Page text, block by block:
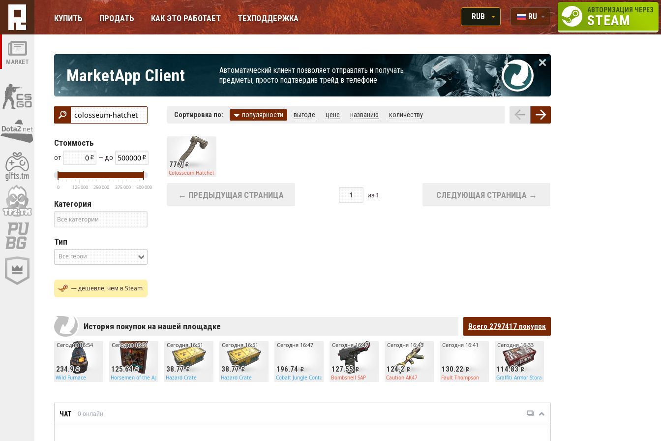
MARKET
КУПИТЬ ПРОДАТЬ КАК ЭТО РАБОТАЕТ ТЕХПОДДЕРЖКА
RUB
RUB
USD
EUR
RU
EN
АВТОРИЗАЦИЯ ЧЕРЕЗ
STEAM
MarketApp Client
Автоматический клиент позволяет отправлять и получать
предметы, просто подтвердив трейд в телефоне
Стоимость
от — до
0 125 000 250 000 375 000 500 000
Категория
Тип
Все герои
— дешевле, чем в Steam
Сортировка по: популярности выгоде цене названию количеству
77.7
Colosseum Hatchet
← ПРЕДЫДУЩАЯ СТРАНИЦА из 1 СЛЕДУЮЩАЯ СТРАНИЦА →
История покупок на нашей площадке Всего 2797417 покупок
234.9
Сегодня 16:54
Wild Furnace
125.64
Сегодня 16:51
Horsemen of the Apocalypse Door
38.77
Сегодня 16:51
Hazard Crate
38.77
Сегодня 16:51
Hazard Crate
196.74
Сегодня 16:47
Cobalt Jungle Container SMD
127.55
Сегодня 16:47
Bombshell SAP
124.2
Сегодня 16:43
Caution AK47
130.22
Сегодня 16:41
Fault Thompson
114.83
Сегодня 16:33
Graffiti Armor Storage
ЧАТ 0 онлайн